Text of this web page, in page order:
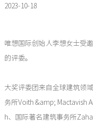
2023-10-18
唯想国际创始人李想女士受
的评委。
大奖评委团来自全球建筑领
务所Voith &amp; Mactavish
h、国际著名建筑事务所